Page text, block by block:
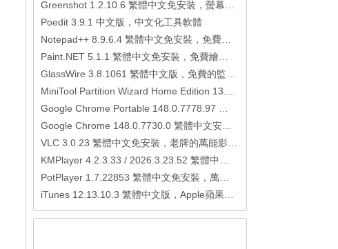
Poedit 3.9.1 中文版，中文化工具軟體